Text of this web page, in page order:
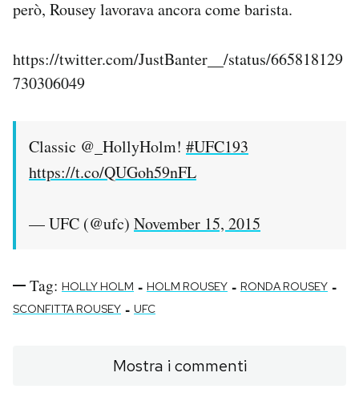
però, Rousey lavorava ancora come barista.
https://twitter.com/JustBanter__/status/665818129
730306049
Classic @_HollyHolm! #UFC193
https://t.co/QUGoh59nFL
— UFC (@ufc) November 15, 2015
Tag: HOLLY HOLM - HOLM ROUSEY - RONDA ROUSEY -
SCONFITTA ROUSEY - UFC
Mostra i commenti